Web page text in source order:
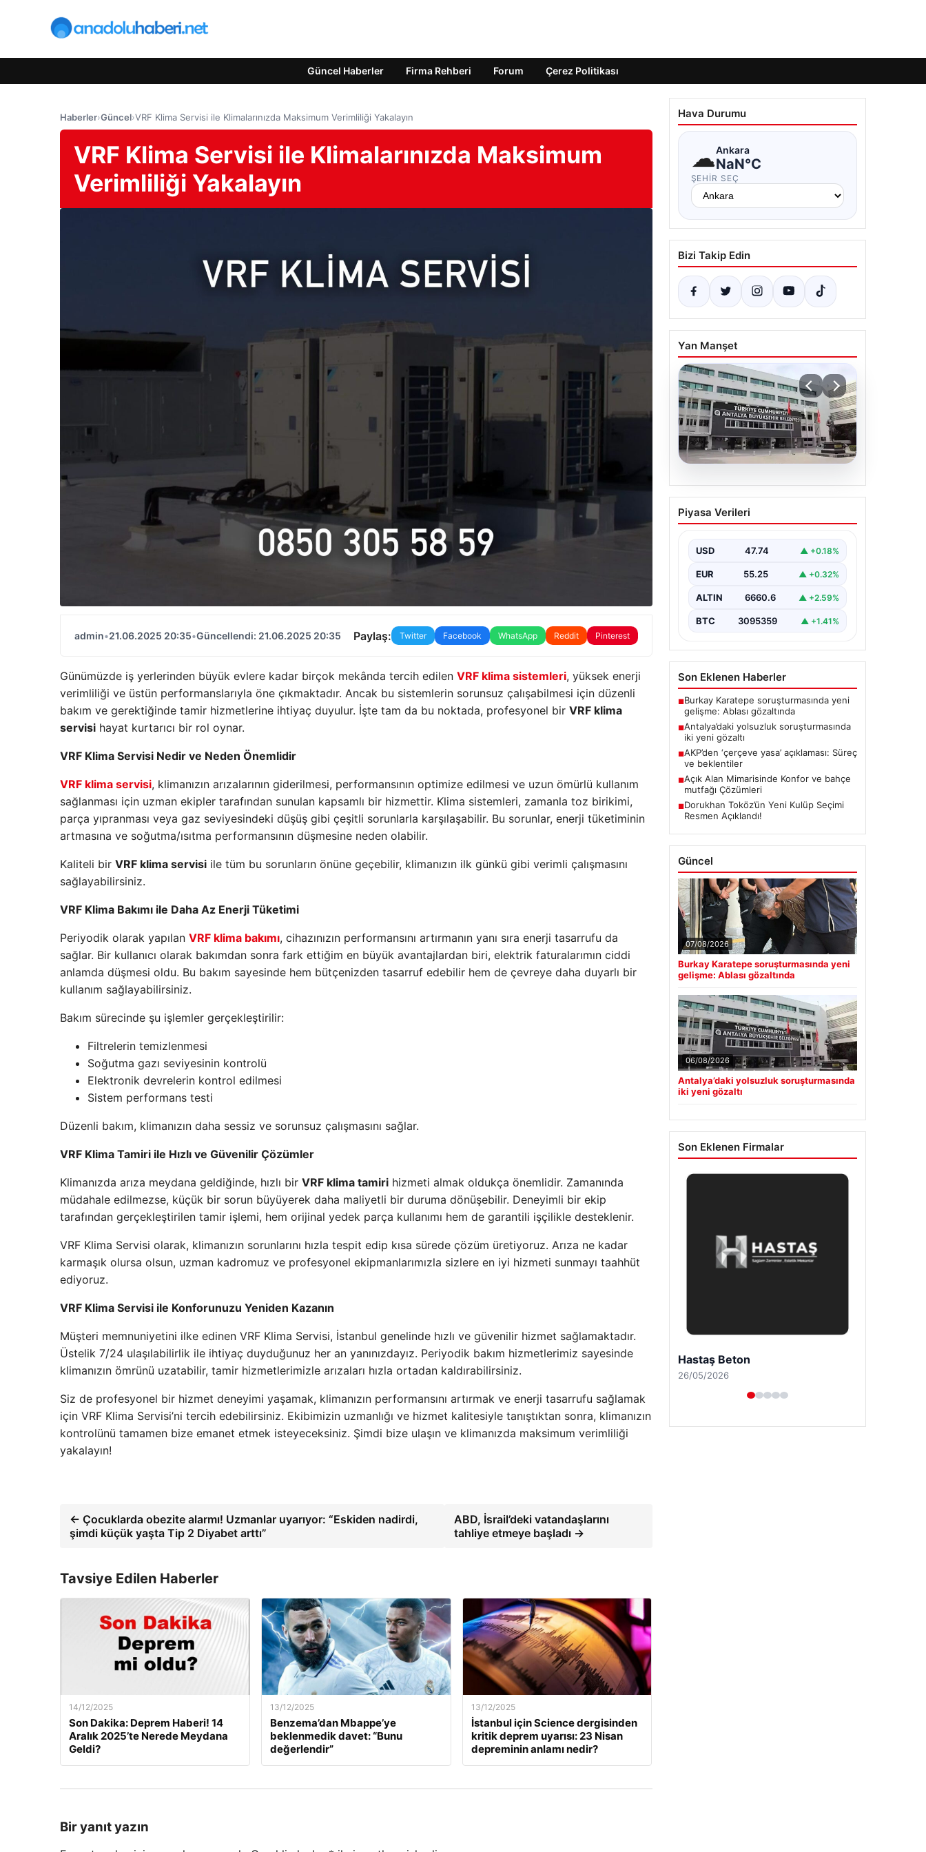
Güncel Haberler Firma Rehberi Forum Çerez Politikası
Haberler›Güncel›VRF Klima Servisi ile Klimalarınızda Maksimum Verimliliği Yakalayın
VRF Klima Servisi ile Klimalarınızda Maksimum
Verimliliği Yakalayın
admin•21.06.2025 20:35•Güncellendi: 21.06.2025 20:35 Paylaş: Twitter Facebook WhatsApp Reddit Pinterest
Günümüzde iş yerlerinden büyük evlere kadar birçok mekânda tercih edilen VRF klima sistemleri, yüksek enerji
verimliliği ve üstün performanslarıyla öne çıkmaktadır. Ancak bu sistemlerin sorunsuz çalışabilmesi için düzenli
bakım ve gerektiğinde tamir hizmetlerine ihtiyaç duyulur. İşte tam da bu noktada, profesyonel bir VRF klima
servisi hayat kurtarıcı bir rol oynar.
VRF Klima Servisi Nedir ve Neden Önemlidir
VRF klima servisi, klimanızın arızalarının giderilmesi, performansının optimize edilmesi ve uzun ömürlü kullanım
sağlanması için uzman ekipler tarafından sunulan kapsamlı bir hizmettir. Klima sistemleri, zamanla toz birikimi,
parça yıpranması veya gaz seviyesindeki düşüş gibi çeşitli sorunlarla karşılaşabilir. Bu sorunlar, enerji tüketiminin
artmasına ve soğutma/ısıtma performansının düşmesine neden olabilir.
Kaliteli bir VRF klima servisi ile tüm bu sorunların önüne geçebilir, klimanızın ilk günkü gibi verimli çalışmasını
sağlayabilirsiniz.
VRF Klima Bakımı ile Daha Az Enerji Tüketimi
Periyodik olarak yapılan VRF klima bakımı, cihazınızın performansını artırmanın yanı sıra enerji tasarrufu da
sağlar. Bir kullanıcı olarak bakımdan sonra fark ettiğim en büyük avantajlardan biri, elektrik faturalarımın ciddi
anlamda düşmesi oldu. Bu bakım sayesinde hem bütçenizden tasarruf edebilir hem de çevreye daha duyarlı bir
kullanım sağlayabilirsiniz.
Bakım sürecinde şu işlemler gerçekleştirilir:
Filtrelerin temizlenmesi
Soğutma gazı seviyesinin kontrolü
Elektronik devrelerin kontrol edilmesi
Sistem performans testi
Düzenli bakım, klimanızın daha sessiz ve sorunsuz çalışmasını sağlar.
VRF Klima Tamiri ile Hızlı ve Güvenilir Çözümler
Klimanızda arıza meydana geldiğinde, hızlı bir VRF klima tamiri hizmeti almak oldukça önemlidir. Zamanında
müdahale edilmezse, küçük bir sorun büyüyerek daha maliyetli bir duruma dönüşebilir. Deneyimli bir ekip
tarafından gerçekleştirilen tamir işlemi, hem orijinal yedek parça kullanımı hem de garantili işçilikle desteklenir.
VRF Klima Servisi olarak, klimanızın sorunlarını hızla tespit edip kısa sürede çözüm üretiyoruz. Arıza ne kadar
karmaşık olursa olsun, uzman kadromuz ve profesyonel ekipmanlarımızla sizlere en iyi hizmeti sunmayı taahhüt
ediyoruz.
VRF Klima Servisi ile Konforunuzu Yeniden Kazanın
Müşteri memnuniyetini ilke edinen VRF Klima Servisi, İstanbul genelinde hızlı ve güvenilir hizmet sağlamaktadır.
Üstelik 7/24 ulaşılabilirlik ile ihtiyaç duyduğunuz her an yanınızdayız. Periyodik bakım hizmetlerimiz sayesinde
klimanızın ömrünü uzatabilir, tamir hizmetlerimizle arızaları hızla ortadan kaldırabilirsiniz.
Siz de profesyonel bir hizmet deneyimi yaşamak, klimanızın performansını artırmak ve enerji tasarrufu sağlamak
için VRF Klima Servisi’ni tercih edebilirsiniz. Ekibimizin uzmanlığı ve hizmet kalitesiyle tanıştıktan sonra, klimanızın
kontrolünü tamamen bize emanet etmek isteyeceksiniz. Şimdi bize ulaşın ve klimanızda maksimum verimliliği
yakalayın!
← Çocuklarda obezite alarmı! Uzmanlar uyarıyor: “Eskiden nadirdi,
şimdi küçük yaşta Tip 2 Diyabet arttı”
ABD, İsrail’deki vatandaşlarını
tahliye etmeye başladı →
Tavsiye Edilen Haberler
14/12/2025
Son Dakika: Deprem Haberi! 14
Aralık 2025’te Nerede Meydana
Geldi?
13/12/2025
Benzema’dan Mbappe’ye
beklenmedik davet: “Bunu
değerlendir”
13/12/2025
İstanbul için Science dergisinden
kritik deprem uyarısı: 23 Nisan
depreminin anlamı nedir?
Bir yanıt yazın
Hava Durumu
☁Ankara
NaN°C
ŞEHIR SEÇ
Bizi Takip Edin
Yan Manşet
06.08.2026
Antalya’daki yolsuzluk
soruşturmasında iki yeni
Piyasa Verileri
USD 47.74 ▲ +0.18%
EUR 55.25 ▲ +0.32%
ALTIN 6660.6 ▲ +2.59%
BTC 3095359 ▲ +1.41%
Son Eklenen Haberler
■Burkay Karatepe soruşturmasında yeni
gelişme: Ablası gözaltında
■Antalya’daki yolsuzluk soruşturmasında
iki yeni gözaltı
■AKP’den ‘çerçeve yasa’ açıklaması: Süreç
ve beklentiler
■Açık Alan Mimarisinde Konfor ve bahçe
mutfağı Çözümleri
■Dorukhan Toköz’ün Yeni Kulüp Seçimi
Resmen Açıklandı!
Güncel
07/08/2026
Burkay Karatepe soruşturmasında yeni
gelişme: Ablası gözaltında
06/08/2026
Antalya’daki yolsuzluk soruşturmasında
iki yeni gözaltı
Son Eklenen Firmalar
Enes Kaplan Avukatlık Bürosu
28/04/2026